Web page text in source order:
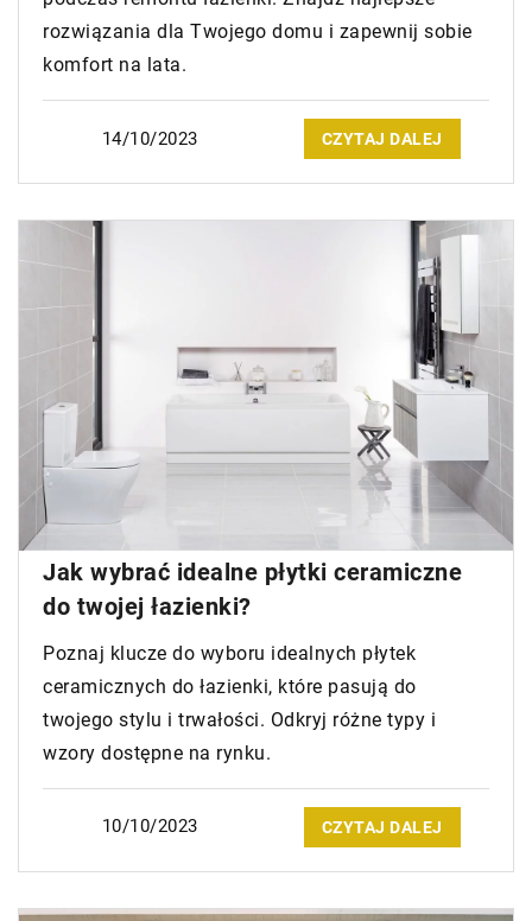
rozwiązania dla Twojego domu i zapewnij sobie
komfort na lata.
14/10/2023 CZYTAJ DALEJ
Jak wybrać idealne płytki ceramiczne
do twojej łazienki?
Poznaj klucze do wyboru idealnych płytek
ceramicznych do łazienki, które pasują do
twojego stylu i trwałości. Odkryj różne typy i
wzory dostępne na rynku.
10/10/2023 CZYTAJ DALEJ